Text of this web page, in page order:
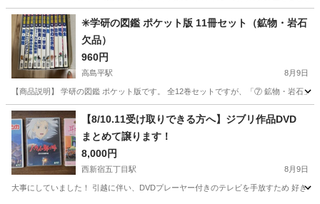
神奈川 藤沢市 その他
✳️学研の図鑑 ポケット版 11冊セット（鉱物・岩石
欠品）
960円
高島平駅 8月9日
【商品説明】 学研の図鑑 ポケット版です。 全12巻セットですが、「⑦ 鉱物・岩石」
東京 板橋区 参考書
【8/10.11受け取りできる方へ】ジブリ作品DVD
まとめて譲ります！
8,000円
西新宿五丁目駅 8月9日
大事にしていました！ 引越に伴い、DVDプレーヤー付きのテレビを手放すため 好き